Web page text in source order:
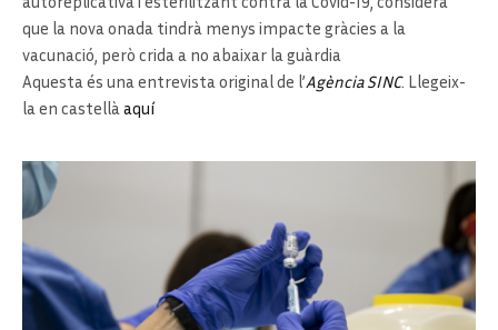
que la nova onada tindrà menys impacte gràcies a la
vacunació, però crida a no abaixar la guàrdia
Aquesta és una entrevista original de l’Agència SINC. Llegeix-
la en castellà aquí